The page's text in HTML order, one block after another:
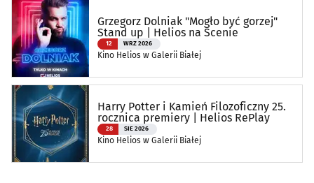
Grzegorz Dolniak "Mogło być gorzej"
Stand up | Helios na Scenie
12 WRZ 2026
Kino Helios w Galerii Białej
Harry Potter i Kamień Filozoficzny 25.
rocznica premiery | Helios RePlay
28 SIE 2026
Kino Helios w Galerii Białej